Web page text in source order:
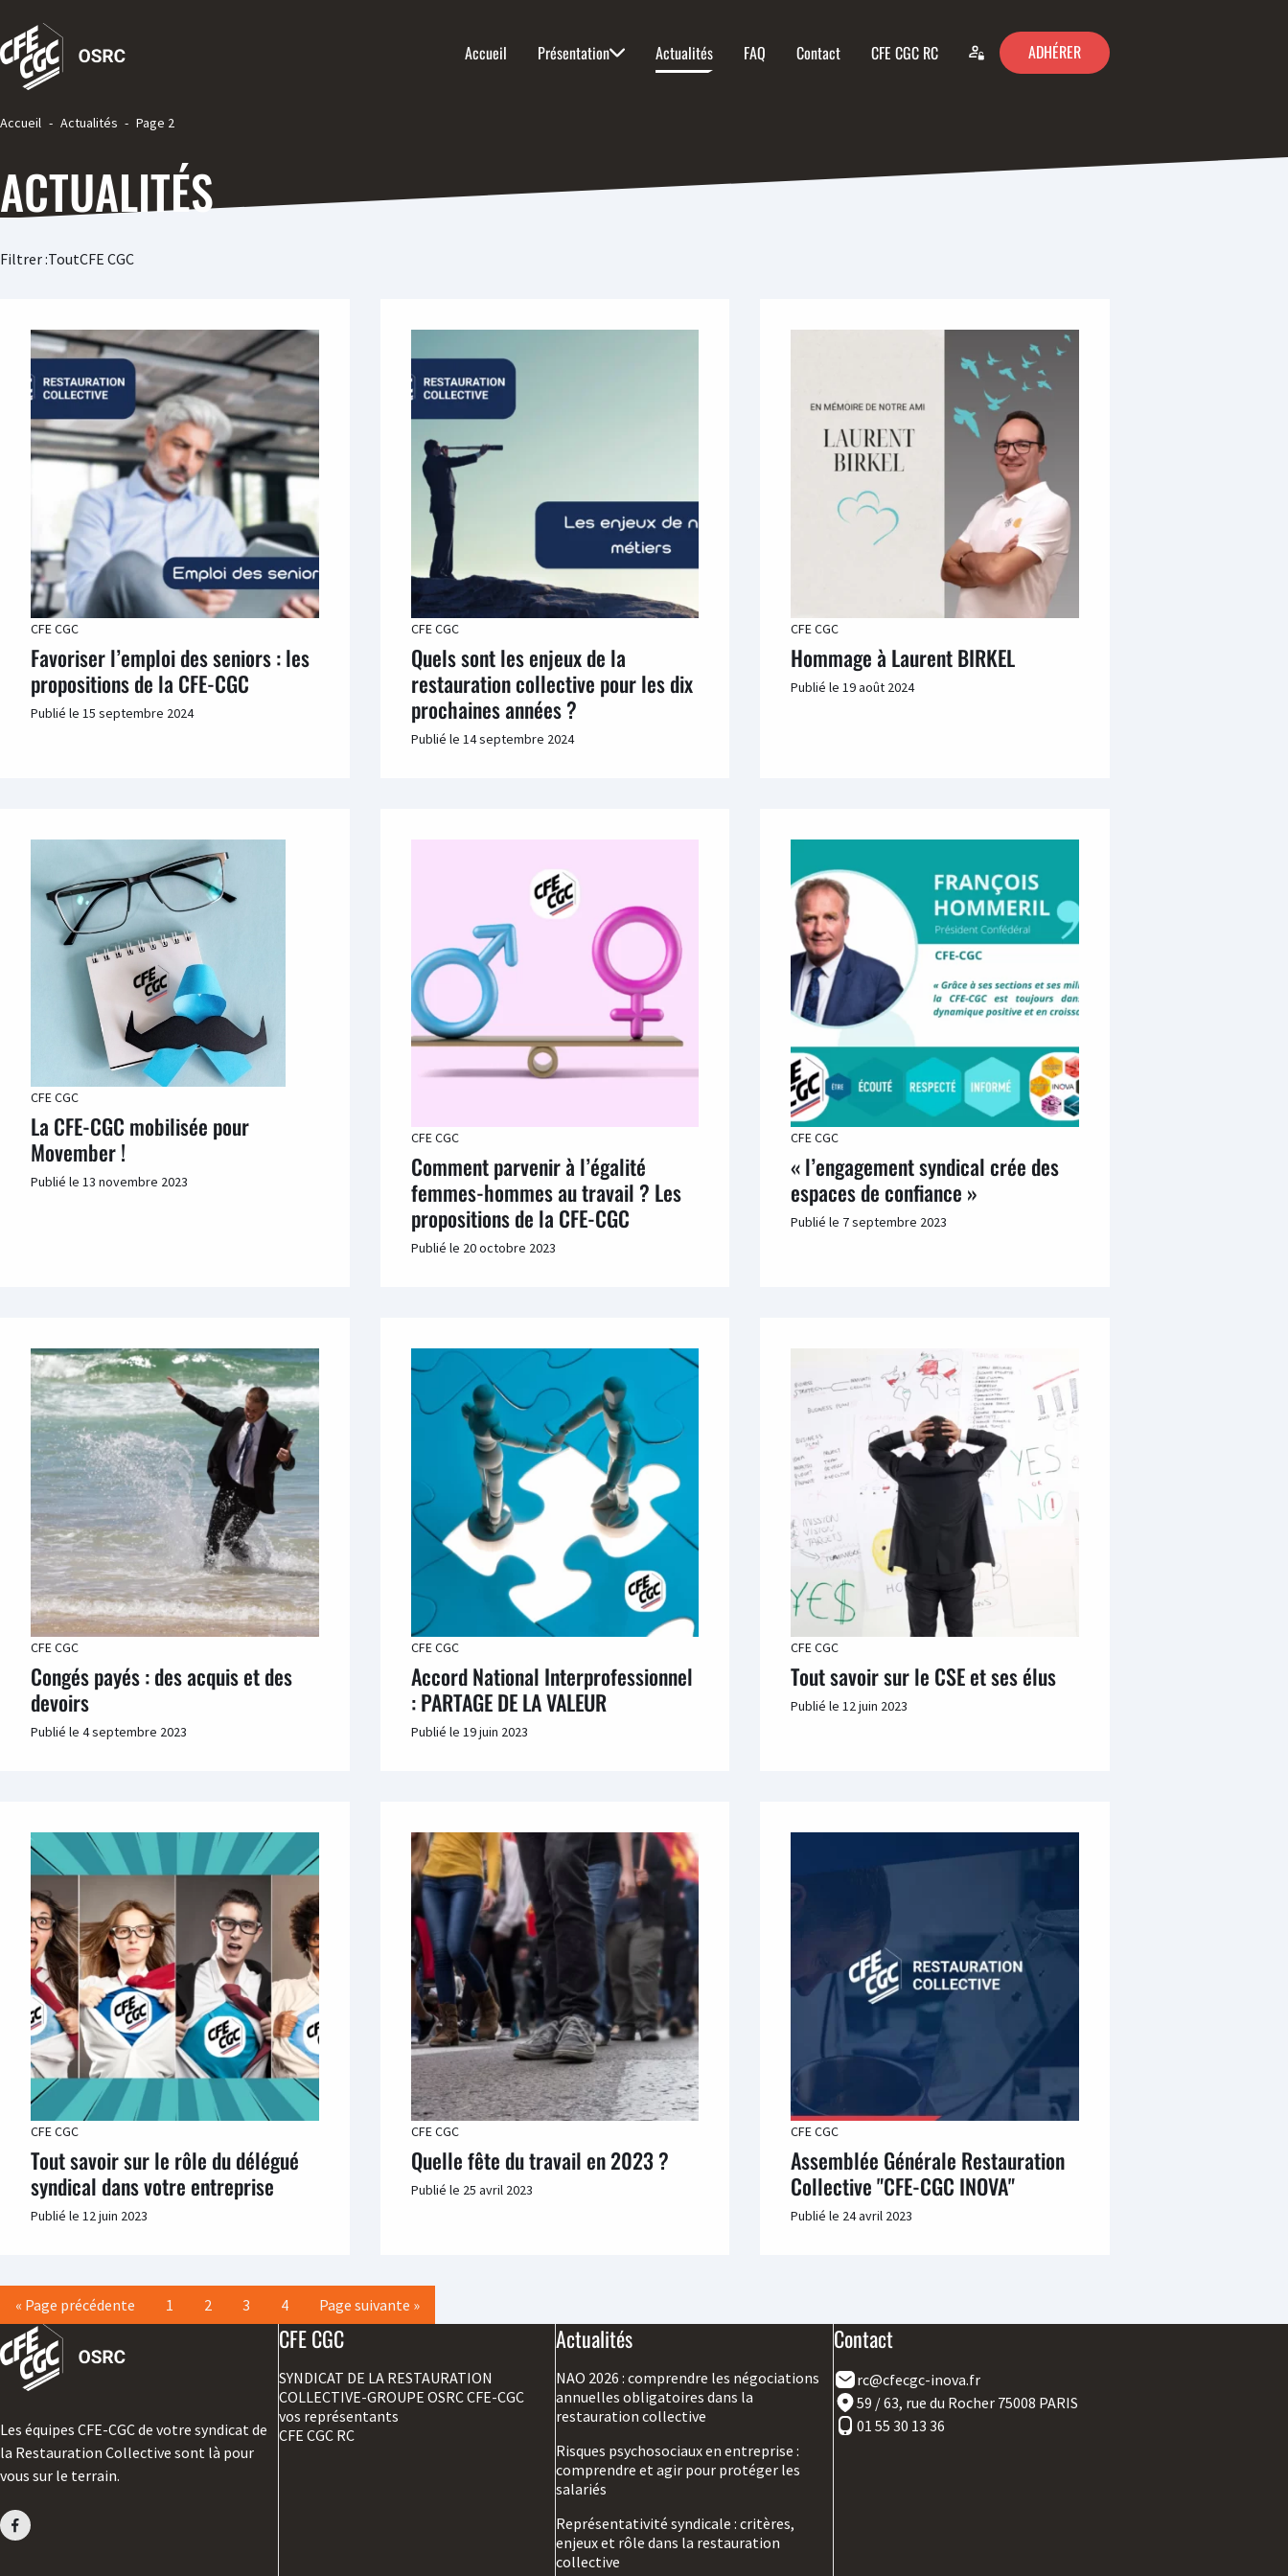
Accueil Présentation Actualités FAQ Contact CFE CGC RC ADHÉRER
Accueil - Actualités - Page 2
ACTUALITÉS
Filtrer :ToutCFE CGC
CFE CGC
Favoriser l’emploi des seniors : les
propositions de la CFE-CGC
Publié le 15 septembre 2024
CFE CGC
Quels sont les enjeux de la
restauration collective pour les dix
prochaines années ?
Publié le 14 septembre 2024
CFE CGC
Hommage à Laurent BIRKEL
Publié le19 août 2024
CFE CGC
La CFE-CGC mobilisée pour
Movember !
Publié le 13 novembre 2023
CFE CGC
Comment parvenir à l’égalité
femmes-hommes au travail ? Les
propositions de la CFE-CGC
Publié le 20 octobre 2023
CFE CGC
« l’engagement syndical crée des
espaces de confiance »
Publié le 7 septembre 2023
CFE CGC
Congés payés : des acquis et des
devoirs
Publié le 4 septembre 2023
CFE CGC
Accord National Interprofessionnel
: PARTAGE DE LA VALEUR
Publié le 19 juin 2023
CFE CGC
Tout savoir sur le CSE et ses élus
Publié le12 juin 2023
CFE CGC
Tout savoir sur le rôle du délégué
syndical dans votre entreprise
Publié le 12 juin 2023
CFE CGC
Quelle fête du travail en 2023 ?
Publié le 25 avril 2023
CFE CGC
Assemblée Générale Restauration
Collective "CFE-CGC INOVA"
Publié le 24 avril 2023
« Page précédente 1 2 3 4 Page suivante »
Les équipes CFE-CGC de votre syndicat de
la Restauration Collective sont là pour
vous sur le terrain.
CFE CGC
SYNDICAT DE LA RESTAURATION
COLLECTIVE-GROUPE OSRC CFE-CGC
vos représentants
CFE CGC RC
Actualités
NAO 2026 : comprendre les négociations
annuelles obligatoires dans la
restauration collective
Risques psychosociaux en entreprise :
comprendre et agir pour protéger les
salariés
Représentativité syndicale : critères,
enjeux et rôle dans la restauration
collective
Contact
rc@cfecgc-inova.fr
59 / 63, rue du Rocher 75008 PARIS
01 55 30 13 36